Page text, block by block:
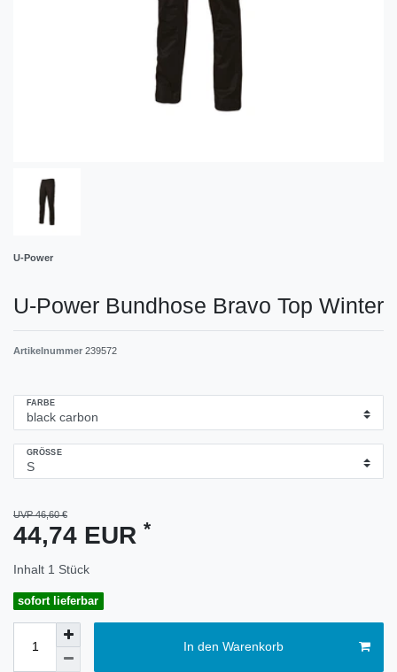
U-Power
U-Power Bundhose Bravo Top Winter
Artikelnummer 239572
FARBE
GRÖSSE
UVP 46,60 €
44,74 EUR *
Inhalt 1 Stück
sofort lieferbar
In den Warenkorb